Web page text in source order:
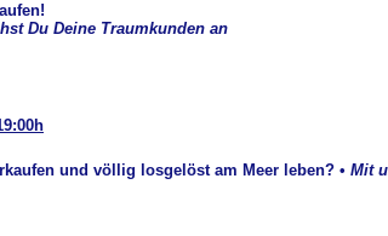
Du Deine Traumkunden an
und völlig losgelöst am Meer leben? • Mit